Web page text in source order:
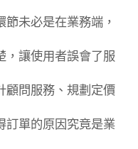
未必是在業務端，
，讓使用者誤會了服
顧問服務、規劃定價
訂單的原因究竟是業